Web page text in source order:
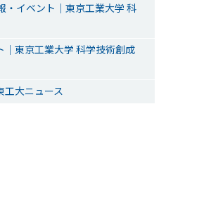
・イベント｜東京工業大学 科
東京工業大学 科学技術創成
工大ニュース